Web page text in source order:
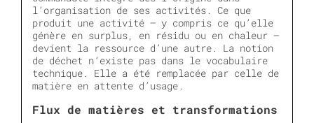
l’organisation de ses activités. Ce que
produit une activité — y compris ce qu’elle
génère en surplus, en résidu ou en chaleur —
devient la ressource d’une autre. La notion
de déchet n’existe pas dans le vocabulaire
technique. Elle a été remplacée par celle de
matière en attente d’usage.
Flux de matières et transformations